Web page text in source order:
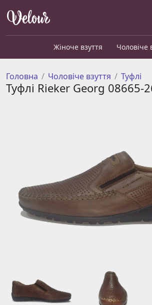
Жіноче взуття Чоловіче
Головна Чоловіче взуття Туфлі
Туфлі Rieker Georg 08665-